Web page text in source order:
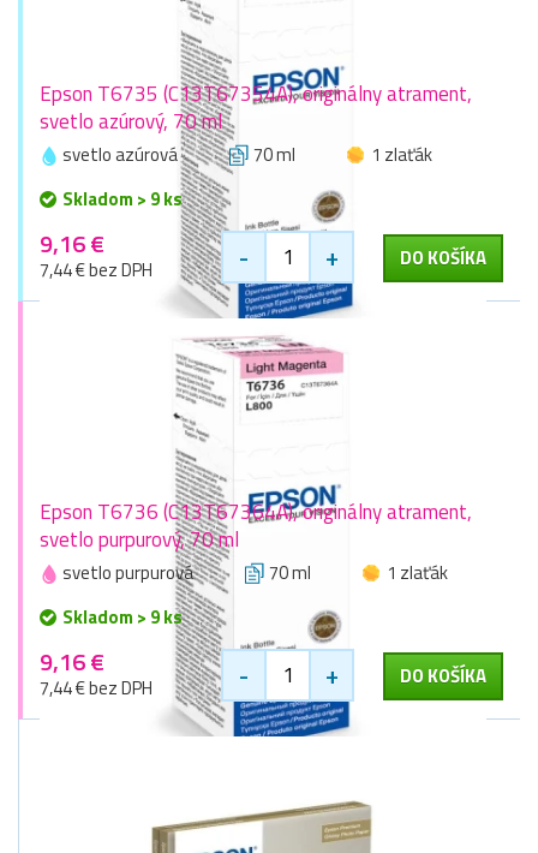
Epson T6735 (C13T67354A), originálny atrament,
svetlo azúrový, 70 ml
svetlo azúrová 70 ml
1 zlaťák
Skladom > 9 ks
9,16 €
7,44 € bez DPH - + DO KOŠÍKA
Epson T6736 (C13T67364A), originálny atrament,
svetlo purpurový, 70 ml
svetlo purpurová 70 ml
1 zlaťák
Skladom > 9 ks
9,16 €
7,44 € bez DPH - + DO KOŠÍKA